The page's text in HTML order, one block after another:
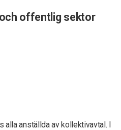
offentlig sektor
alla anställda av kollektivavtal. I